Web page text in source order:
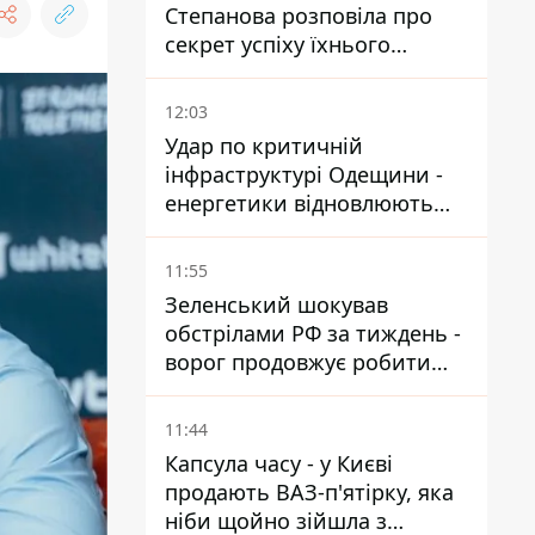
Степанова розповіла про
секрет успіху їхнього
тандему
12:03
Удар по критичній
інфраструктурі Одещини -
енергетики відновлюють
світло
11:55
Зеленський шокував
обстрілами РФ за тиждень -
ворог продовжує робити
ставку на балістичний
терор
11:44
Капсула часу - у Києві
продають ВАЗ-п'ятірку, яка
ніби щойно зійшла з